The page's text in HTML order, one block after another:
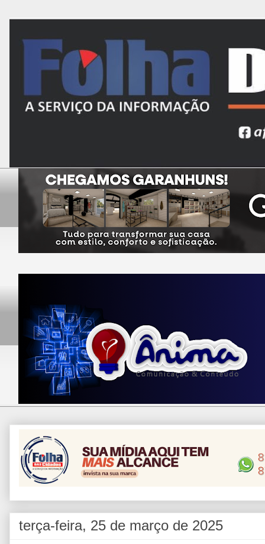
terça-feira, 25 de março de 2025